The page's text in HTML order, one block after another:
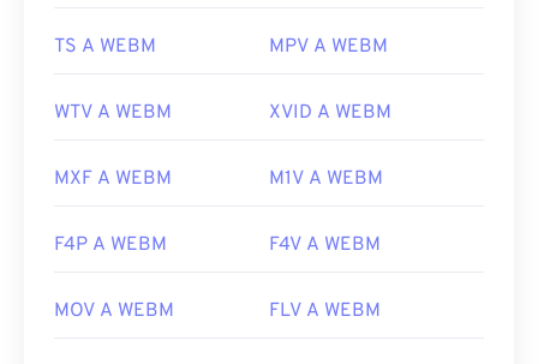
TS A WEBM MPV A WEBM
WTV A WEBM XVID A WEBM
MXF A WEBM M1V A WEBM
F4P A WEBM F4V A WEBM
MOV A WEBM FLV A WEBM